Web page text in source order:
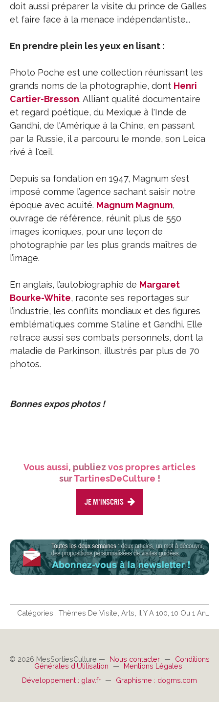
doit aussi préparer la visite du prince de Galles
et faire face à la menace indépendantiste...
En prendre plein les yeux en lisant :
Photo Poche est une collection réunissant les
grands noms de la photographie, dont Henri
Cartier-Bresson. Alliant qualité documentaire
et regard poétique, du Mexique à l'Inde de
Gandhi, de l'Amérique à la Chine, en passant
par la Russie, il a parcouru le monde, son Leica
rivé à l'œil.
Depuis sa fondation en 1947, Magnum s’est
imposé comme l’agence sachant saisir notre
époque avec acuité. Magnum Magnum,
ouvrage de référence, réunit plus de 550
images iconiques, pour une leçon de
photographie par les plus grands maîtres de
l’image.
En anglais, l’autobiographie de Margaret
Bourke-White, raconte ses reportages sur
l’industrie, les conflits mondiaux et des figures
emblématiques comme Staline et Gandhi. Elle
retrace aussi ses combats personnels, dont la
maladie de Parkinson, illustrés par plus de 70
photos.
Bonnes expos photos !
Vous aussi, publiez vos propres articles
surTartinesDeCulture !
Je m'inscris
Catégories : Thèmes De Visite Arts Il Y A 100, 10 Ou 1 An…
© 2026 MesSortiesCulture — Nous contacter —
Conditions
Générales d'Utilisation
—
Mentions Légales
Développement : glav.fr — Graphisme : dogms.com